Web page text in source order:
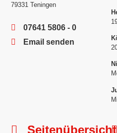
79331 Teningen
07641 5806 - 0
Email senden
Seitenübersicht